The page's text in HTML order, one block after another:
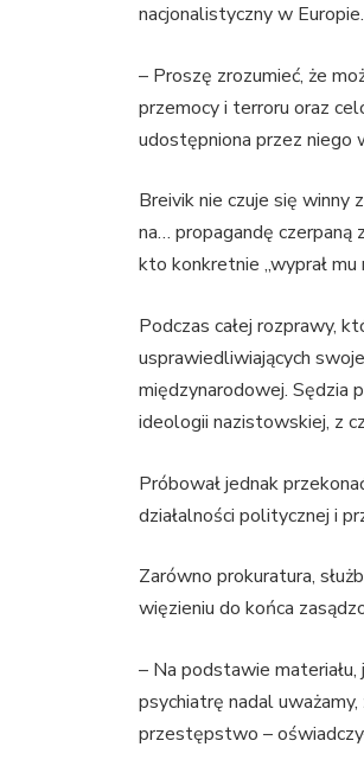
nacjonalistyczny w
– Proszę zrozumieć, że
przemocy i terroru oraz
udostępniona przez niego
Breivik nie czuje się winny
na… propagandę
kto konkretnie „wyprał
Podczas całej rozprawy,
usprawiedliwiających
międzynarodowej. Sędzia
ideologii nazistowskiej, z
Próbował jednak
działalności politycznej i
Zarówno prokuratura,
więzieniu do końca
– Na podstawie
psychiatrę nadal
przestępstwo –